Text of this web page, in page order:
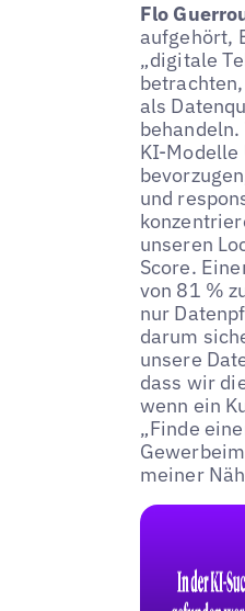
Flo
aufgehört,
„digitale
als
KI-Modelle
und
unseren
Score.
von 81 %
nur
darum
unsere
dass wir
wenn ein
„Finde
meiner